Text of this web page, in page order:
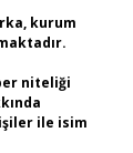
kurum
niteliği
ile isim